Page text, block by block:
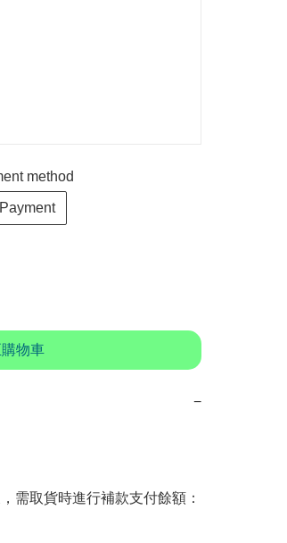
method
物車
−
需取貨時進行補款支付餘額：